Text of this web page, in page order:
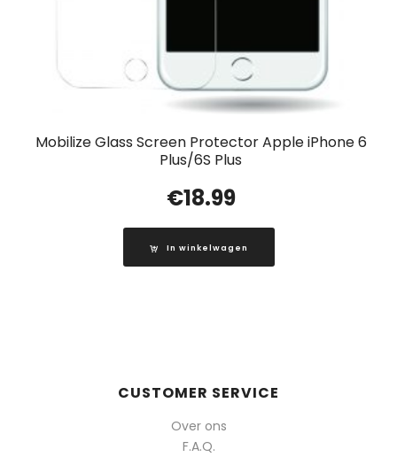
Mobilize Glass Screen Protector Apple iPhone 6
Plus/6S Plus
€18.99
In winkelwagen
CUSTOMER SERVICE
Over ons
F.A.Q.